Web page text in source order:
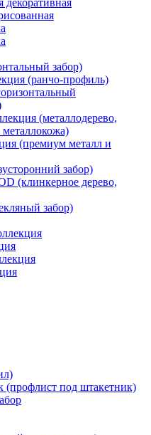
декоративная
забор)
(ранчо-профиль)
(металлодерево,
(премиум металл и
забор)
(клинкерное дерево,
забор)
под штакетник)